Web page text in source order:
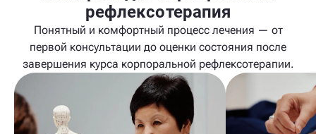
рефлексотерапия
Понятный и комфортный процесс лечения — от
первой консультации до оценки состояния после
завершения курса корпоральной рефлексотерапии.